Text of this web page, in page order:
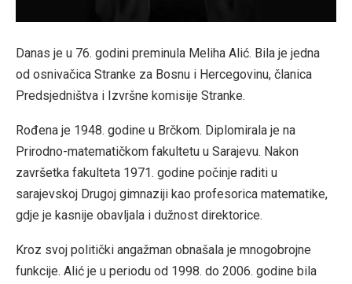
Danas je u 76. godini preminula Meliha Alić. Bila je jedna
od osnivačica Stranke za Bosnu i Hercegovinu, članica
Predsjedništva i Izvršne komisije Stranke.
Rođena je 1948. godine u Brčkom. Diplomirala je na
Prirodno-matematičkom fakultetu u Sarajevu. Nakon
završetka fakulteta 1971. godine počinje raditi u
sarajevskoj Drugoj gimnaziji kao profesorica matematike,
gdje je kasnije obavljala i dužnost direktorice.
Kroz svoj politički angažman obnašala je mnogobrojne
funkcije. Alić je u periodu od 1998. do 2006. godine bila